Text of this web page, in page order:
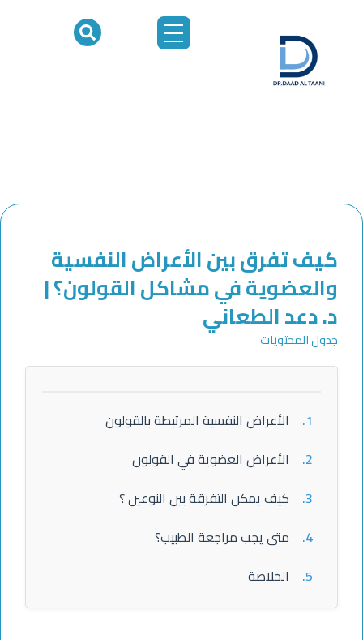
كيف تفرق بين الأعراض النفسية
والعضوية في مشاكل القولون؟ |
د. دعد الطعاني
جدول المحتويات
1.
الأعراض النفسية المرتبطة بالقولون
2.
الأعراض العضوية في القولون
3.
كيف يمكن التفرقة بين النوعين ؟
4.
متى يجب مراجعة الطبيب؟
5.
الخلاصة